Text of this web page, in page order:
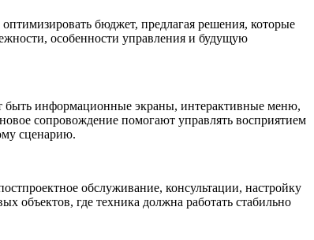
бюджет, предлагая решения, которые
особенности управления и будущую
быть информационные экраны, интерактивные меню,
сопровождение помогают управлять восприятием
сценарию.
обслуживание, консультации, настройку
объектов, где техника должна работать стабильно